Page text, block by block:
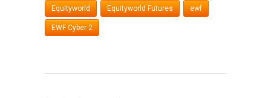
Equityworld Equityworld Futures ewf
EWF Cyber 2